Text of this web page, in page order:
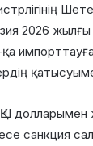
2026
қа
долларымен
санкция